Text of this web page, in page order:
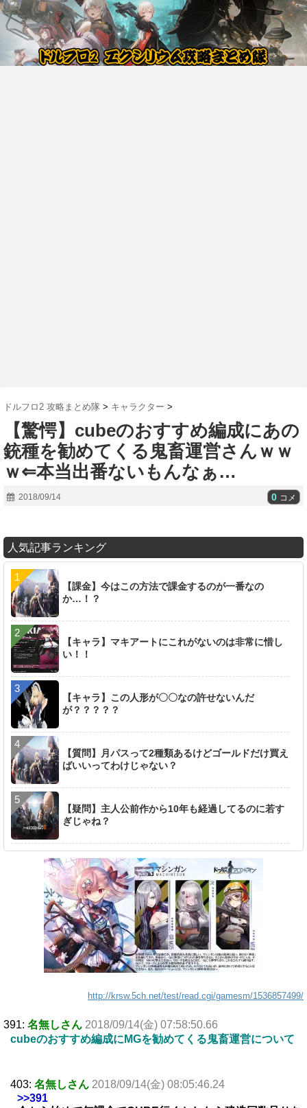
ドルフロ2 攻略まとめ隊 > キャラクター >
【驚愕】cubeのおすすめ編成にあの
銃種を勧めてくる鬼畜運営さんｗｗ
ｗ⇐本当出番ないもんなぁ…
2018/09/14 0 コメ
人気記事ランキング
【課金】今はこの方法で課金するのが一番なの
か…！？
【キャラ】マキアートにこれがないのは非常に惜し
い！！
【キャラ】この人形が〇〇なの許せないんだ
が？？？？？
【質問】月パスって2種類あるけどゴールドだけ買え
ばいいってわけじゃない？
【疑問】主人公前作から10年も経過してるのに若す
ぎじゃね？
http://krsw.5ch.net/test/read.cgi/gamesm/1536857499/
391: 名無しさん 2018/09/14(金) 07:58:50.66
cubeのおすすめ編成にMGを勧めてくる鬼畜運営について
403: 名無しさん 2018/09/14(金) 08:05:46.24
>>391